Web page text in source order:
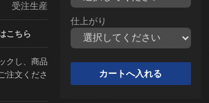
受注生産
こちら
クし、商品
注文くださ
仕上がり